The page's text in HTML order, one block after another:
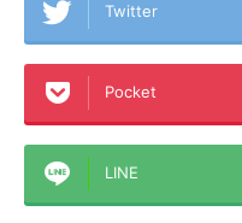
Twitter
Pocket
LINE